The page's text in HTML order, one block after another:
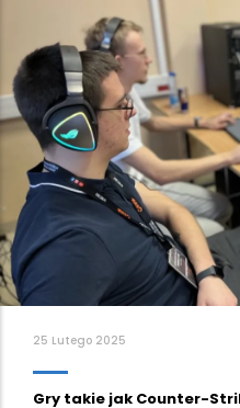
25 Lutego 2025
Gry takie jak Counter-